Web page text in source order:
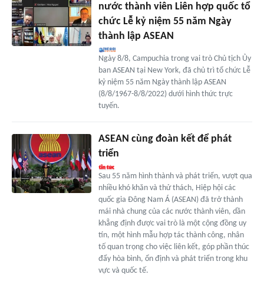
nước thành viên Liên hợp quốc tổ
chức Lễ kỷ niệm 55 năm Ngày
thành lập ASEAN
Ngày 8/8, Campuchia trong vai trò Chủ tịch Ủy
ban ASEAN tại New York, đã chủ trì tổ chức Lễ
kỷ niệm 55 năm Ngày thành lập ASEAN
(8/8/1967-8/8/2022) dưới hình thức trực
tuyến.
ASEAN cùng đoàn kết để phát
triển
Sau 55 năm hình thành và phát triển, vượt qua
nhiều khó khăn và thử thách, Hiệp hội các
quốc gia Đông Nam Á (ASEAN) đã trở thành
mái nhà chung của các nước thành viên, dần
khẳng định được vai trò là một cộng đồng uy
tín, một hình mẫu hợp tác thành công, nhân
tố quan trọng cho việc liên kết, góp phần thúc
đẩy hòa bình, ổn định và phát triển trong khu
vực và quốc tế.